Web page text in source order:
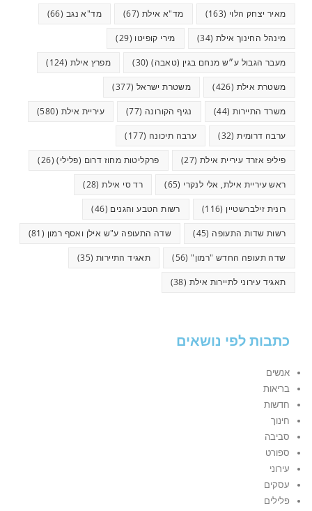
מאיר יצחק הלוי (163) מד"א אילת (67) מד"א נגב (66)
מינהל החינוך אילת (34) מירי קופיטו (29)
מעבר הגבול ע״ש מנחם בגין (טאבה)(30) מפרץ אילת (124)
משטרת אילת (426) משטרת ישראל (377)
משרד התיירות (44) נגיף הקורונה (77) עיריית אילת (580)
ערבה דרומית(32) ערבה תיכונה (177)
פיליפ אזרד עיריית אילת (27) פרקליטות מחוז דרום (פלילי)(26)
ראש עיריית אילת, אלי לנקרי (65) רד סי אילת(28)
רונית זילברשטיין (116) רשות הטבע והגנים (46)
רשות שדות התעופה (45) שדה התעופה ע"ש אילן ואסף רמון (81)
שדה תעופה החדש "רמון"(56) תאגיד התיירות (35)
תאגיד עירוני לתיירות אילת (38)
כתבות לפי נושאים
אנשים
בריאות
חדשות
חינוך
סביבה
ספורט
עירוני
עסקים
פלילים